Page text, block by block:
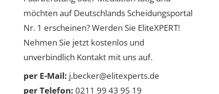
möchten auf Deutschlands Scheidungsportal
Nr. 1 erscheinen? Werden Sie EliteXPERT!
Nehmen Sie jetzt kostenlos und
unverbindlich Kontakt mit uns auf.
per E-Mail: j.becker@elitexperts.de
per Telefon: 0211 99 43 95 19